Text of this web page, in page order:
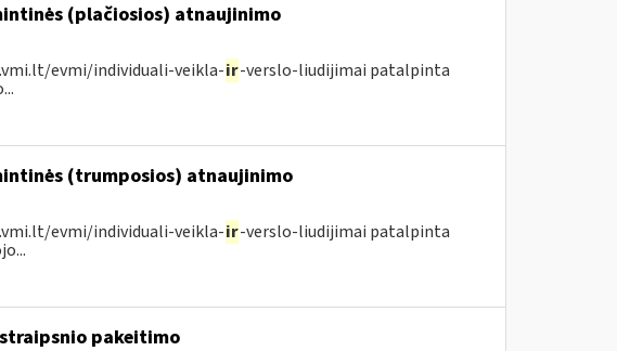
(plačiosios) atnaujinimo
evmi/individuali-veikla-ir-verslo-liudijimai patalpinta
(trumposios) atnaujinimo
evmi/individuali-veikla-ir-verslo-liudijimai patalpinta
pakeitimo